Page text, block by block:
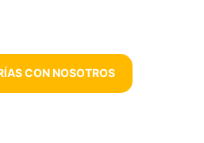
CON NOSOTROS